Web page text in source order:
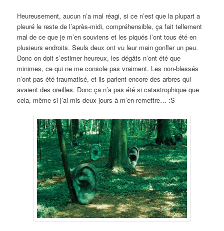
Heureusement, aucun n’a mal réagi, si ce n’est que la plupart a
pleuré le reste de l’après-midi, compréhensible, ça fait tellement
mal de ce que je m’en souviens et les piqués l’ont tous été en
plusieurs endroits. Seuls deux ont vu leur main gonfler un peu.
Donc on doit s’estimer heureux, les dégâts n’ont été que
minimes, ce qui ne me console pas vraiment. Les non-blessés
n’ont pas été traumatisé, et ils parlent encore des arbres qui
avaient des oreilles. Donc ça n’a pas été si catastrophique que
cela, même si j’ai mis deux jours à m’en remettre… :S